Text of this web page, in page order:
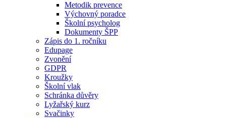
Metodik prevence
Výchovný poradce
Školní psycholog
Dokumenty ŠPP
Zápis do 1. ročníku
Edupage
Zvonění
GDPR
Kroužky
Školní vlak
Schránka důvěry
Lyžařský kurz
Svačinky